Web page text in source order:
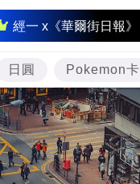
經一 x《華爾街日報》
即
時
財
經
專
題
投
日圓 Pokemon卡